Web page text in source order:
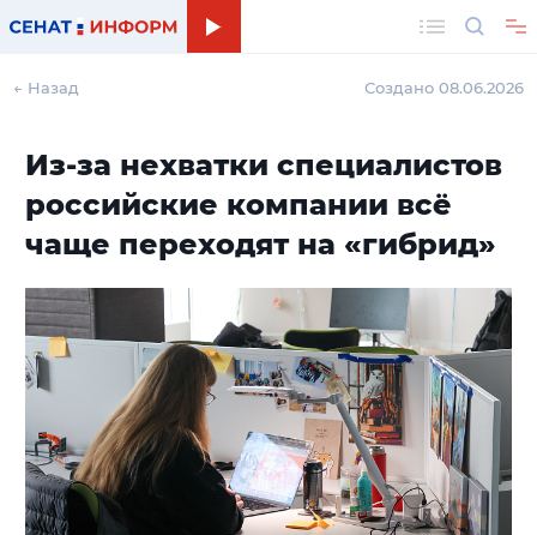
← Назад Создано 08.06.2026
Из-за нехватки специалистов
российские компании всё
чаще переходят на «гибрид»